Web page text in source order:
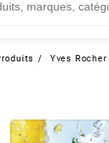
Yves